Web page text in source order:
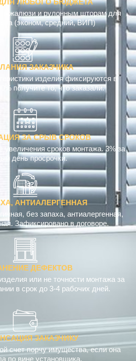
ЛЮБОГО БЮДЖЕТА
жалюзи и рулонным шторам для
(эконом, средний, ВИП)
ЗАКАЗЧИКА
изделия фиксируются в
получите то, что заказали.
ЗА СРЫВ СРОКОВ
увеличения сроков монтажа. 3% за
день просрочки.
АНТИАЛЕРГЕННАЯ
без запаха, антиалергенная,
Зафиксировано в договоре.
ДЕФЕКТОВ
или не точности монтажа за
ЗАКАЗЧИКУ